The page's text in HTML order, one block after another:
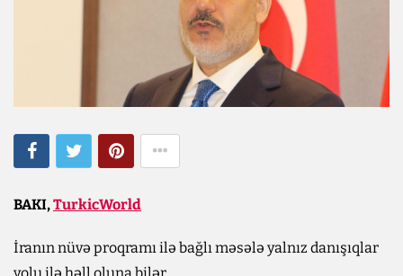
BAKI,TurkicWorld
İranın nüvə proqramı ilə bağlı məsələ yalnız danışıqlar